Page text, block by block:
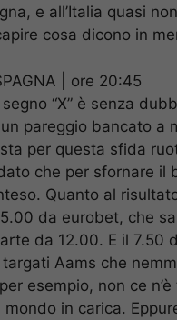
e all’Italia quasi
cosa dicono in
| ore 20:45
“X” è senza
un pareggio bancato
per questa sfida
che per sfornare
Quanto al
da eurobet, che
da 12.00. E il 7.50
Aams che
esempio, non ce
mondo in carica.